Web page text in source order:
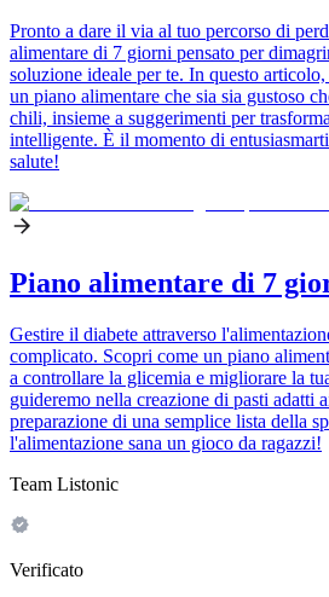
Pronto a dare il via al tuo percorso di
alimentare di 7 giorni pensato per
soluzione ideale per te. In questo
un piano alimentare che sia sia gustoso
chili, insieme a suggerimenti per
intelligente. È il momento di
salute!
Piano alimentare di 7
Gestire il diabete attraverso
complicato. Scopri come un piano
a controllare la glicemia e migliorare la
guideremo nella creazione di pasti adatti
preparazione di una semplice lista della
l'alimentazione sana un gioco da ragazzi!
Team Listonic
Verificato